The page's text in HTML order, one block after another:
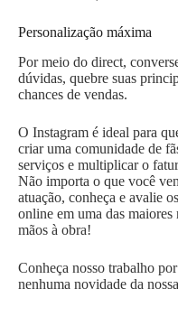
Personalização máxima
Por meio do direct,
dúvidas, quebre suas
chances de vendas.
O Instagram é ideal para
criar uma comunidade de
serviços e multiplicar o
Não importa o que você
atuação, conheça e avalie
online em uma das
mãos à obra!
Conheça nosso trabalho
nenhuma novidade da